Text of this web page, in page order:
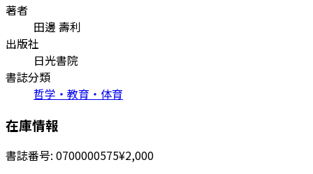
著者
田邊 壽利
出版社
日光書院
書誌分類
哲学・教育・体育
在庫情報
書誌番号: 0700000575¥2,000